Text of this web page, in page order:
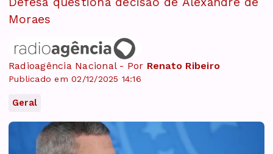
Moraes
Radioagência Nacional - Por Renato Ribeiro
Publicado em 02/12/2025 14:16
Geral